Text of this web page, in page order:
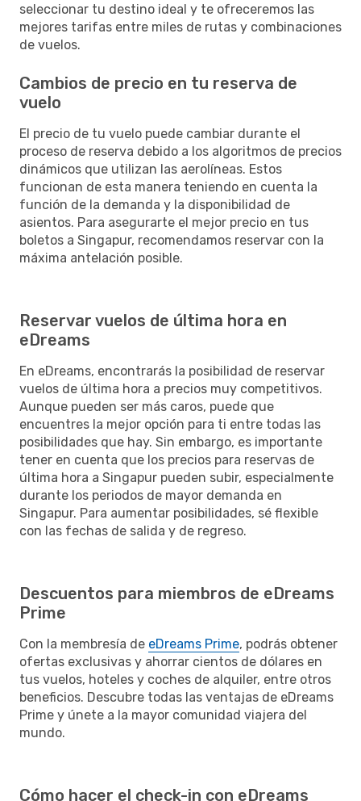
seleccionar tu destino ideal y te ofreceremos las
mejores tarifas entre miles de rutas y combinaciones
de vuelos.
Cambios de precio en tu reserva de
vuelo
El precio de tu vuelo puede cambiar durante el
proceso de reserva debido a los algoritmos de precios
dinámicos que utilizan las aerolíneas. Estos
funcionan de esta manera teniendo en cuenta la
función de la demanda y la disponibilidad de
asientos. Para asegurarte el mejor precio en tus
boletos a Singapur, recomendamos reservar con la
máxima antelación posible.
Reservar vuelos de última hora en
eDreams
En eDreams, encontrarás la posibilidad de reservar
vuelos de última hora a precios muy competitivos.
Aunque pueden ser más caros, puede que
encuentres la mejor opción para ti entre todas las
posibilidades que hay. Sin embargo, es importante
tener en cuenta que los precios para reservas de
última hora a Singapur pueden subir, especialmente
durante los periodos de mayor demanda en
Singapur. Para aumentar posibilidades, sé flexible
con las fechas de salida y de regreso.
Descuentos para miembros de eDreams
Prime
Con la membresía de eDreams Prime, podrás obtener
ofertas exclusivas y ahorrar cientos de dólares en
tus vuelos, hoteles y coches de alquiler, entre otros
beneficios. Descubre todas las ventajas de eDreams
Prime y únete a la mayor comunidad viajera del
mundo.
Cómo hacer el check-in con eDreams